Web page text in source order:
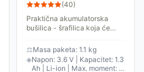
(40)
Praktična akumulatorska
bušilica - šrafilica koja će
rad i na teško dostupnim
mestima.
⚖Masa paketa: 1.1 kg
◈Napon: 3.6 V | Kapacitet: 1.3
Ah | Li-ion | Max. moment: 5